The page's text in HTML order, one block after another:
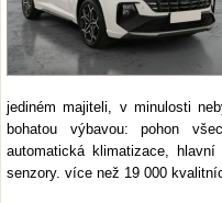
jediném majiteli, v minulosti
bohatou výbavou: pohon
automatická klimatizace,
senzory. více než 19 000